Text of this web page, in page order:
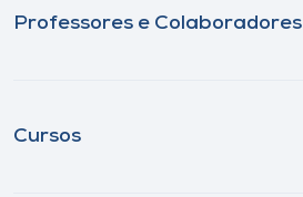
Professores e Colaboradores
Cursos